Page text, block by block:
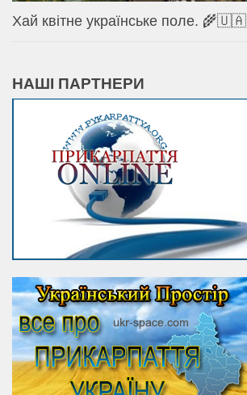
Хай квітне українське поле. 🌾🇺🇦
НАШІ ПАРТНЕРИ